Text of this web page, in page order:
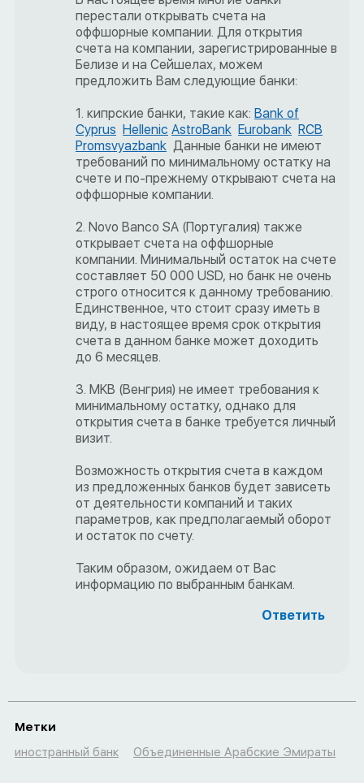
перестали открывать счета на
оффшорные компании. Для открытия
счета на компании, зарегистрированные в
Белизе и на Сейшелах, можем
предложить Вам следующие банки:
1. кипрские банки, такие как: Bank of
Cyprus Hellenic AstroBank Eurobank RCB
Promsvyazbank Данные банки не имеют
требований по минимальному остатку на
счете и по-прежнему открывают счета на
оффшорные компании.
2. Novo Banco SA (Португалия) также
открывает счета на оффшорные
компании. Минимальный остаток на счете
составляет 50 000 USD, но банк не очень
строго относится к данному требованию.
Единственное, что стоит сразу иметь в
виду, в настоящее время срок открытия
счета в данном банке может доходить
до 6 месяцев.
3. MKB (Венгрия) не имеет требования к
минимальному остатку, однако для
открытия счета в банке требуется личный
визит.
Возможность открытия счета в каждом
из предложенных банков будет зависеть
от деятельности компаний и таких
параметров, как предполагаемый оборот
и остаток по счету.
Таким образом, ожидаем от Вас
информацию по выбранным банкам.
Ответить
Метки
иностранный банк
Объединенные Арабские Эмираты